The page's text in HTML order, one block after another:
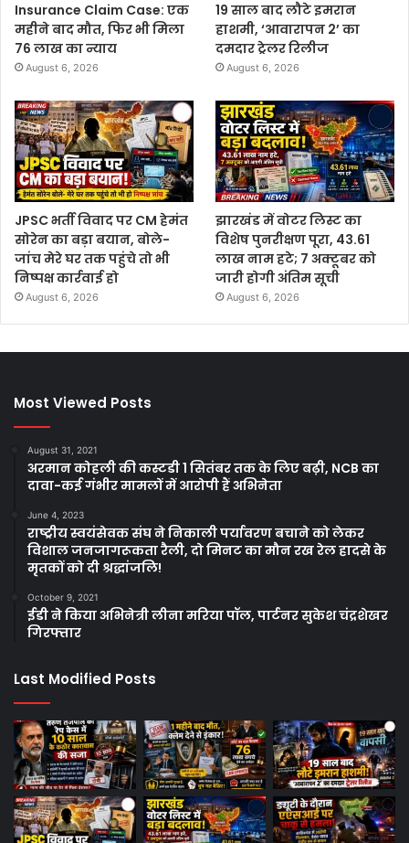
Insurance Claim Case: एक
महीने बाद मौत, फिर भी मिला
76 लाख का न्याय
August 6, 2026
19 साल बाद लौटे इमरान
हाशमी, ‘आवारापन 2’ का
दमदार ट्रेलर रिलीज
August 6, 2026
JPSC भर्ती विवाद पर CM हेमंत
सोरेन का बड़ा बयान, बोले-
जांच मेरे घर तक पहुंचे तो भी
निष्पक्ष कार्रवाई हो
August 6, 2026
झारखंड में वोटर लिस्ट का
विशेष पुनरीक्षण पूरा, 43.61
लाख नाम हटे; 7 अक्टूबर को
जारी होगी अंतिम सूची
August 6, 2026
Most Viewed Posts
August 31, 2021
अरमान कोहली की कस्टडी 1 सितंबर तक के लिए बढ़ी, NCB का
दावा-कई गंभीर मामलों में आरोपी हैं अभिनेता
June 4, 2023
राष्ट्रीय स्वयंसेवक संघ ने निकाली पर्यावरण बचाने को लेकर
विशाल जनजागरूकता रैली, दो मिनट का मौन रख रेल हादसे के
मृतकों को दी श्रद्धांजलि!
October 9, 2021
ईडी ने किया अभिनेत्री लीना मरिया पॉल, पार्टनर सुकेश चंद्रशेखर
गिरफ्तार
Last Modified Posts